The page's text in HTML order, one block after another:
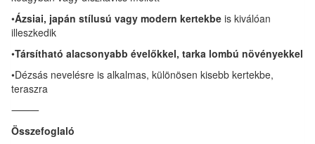
•Ázsiai, japán stílusú vagy modern kertekbe is kiválóan
illeszkedik
•Társítható alacsonyabb évelőkkel, tarka lombú növényekkel
•Dézsás nevelésre is alkalmas, különösen kisebb kertekbe,
teraszra
⸻
Összefoglaló